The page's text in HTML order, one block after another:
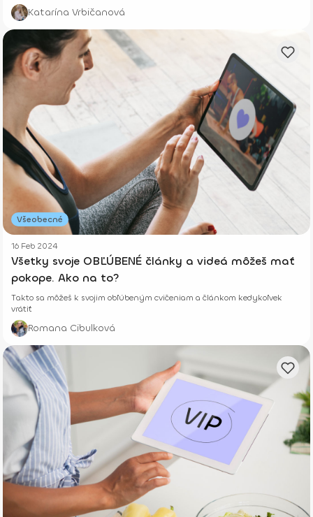
Katarína Vrbičanová
Všeobecné
16 Feb 2024
Všetky svoje OBĽÚBENÉ články a videá môžeš mať
pokope. Ako na to?
Takto sa môžeš k svojim obľúbeným cvičeniam a článkom kedykoľvek
vrátiť
Romana Cibulková